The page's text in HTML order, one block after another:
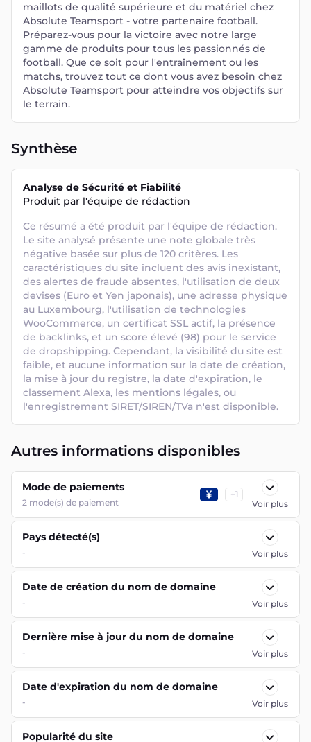
maillots de qualité supérieure et du matériel chez
Absolute Teamsport - votre partenaire football.
Préparez-vous pour la victoire avec notre large
gamme de produits pour tous les passionnés de
football. Que ce soit pour l'entraînement ou les
matchs, trouvez tout ce dont vous avez besoin chez
Absolute Teamsport pour atteindre vos objectifs sur
le terrain.
Synthèse
Analyse de Sécurité et Fiabilité
Produit par l'équipe de rédaction
Ce résumé a été produit par l'équipe de rédaction.
Le site analysé présente une note globale très
négative basée sur plus de 120 critères. Les
caractéristiques du site incluent des avis inexistant,
des alertes de fraude absentes, l'utilisation de deux
devises (Euro et Yen japonais), une adresse physique
au Luxembourg, l'utilisation de technologies
WooCommerce, un certificat SSL actif, la présence
de backlinks, et un score élevé (98) pour le service
de dropshipping. Cependant, la visibilité du site est
faible, et aucune information sur la date de création,
la mise à jour du registre, la date d'expiration, le
classement Alexa, les mentions légales, ou
l'enregistrement SIRET/SIREN/TVa n'est disponible.
Autres informations disponibles
Mode de paiements
2 mode(s) de paiement
+1
Voir plus
Pays détecté(s)
- Voir plus
Date de création du nom de domaine
- Voir plus
Dernière mise à jour du nom de domaine
- Voir plus
Date d'expiration du nom de domaine
- Voir plus
Popularité du site